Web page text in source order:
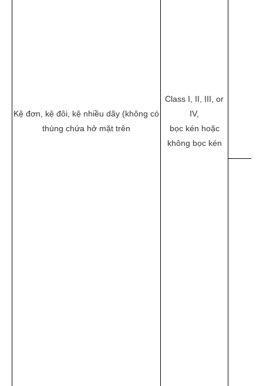
Kệ đơn, kệ đôi, kệ nhiều dãy (không có
thùng chứa hở mặt trên
Class I, II, III, or
IV,
bọc kén hoặc
không bọc kén